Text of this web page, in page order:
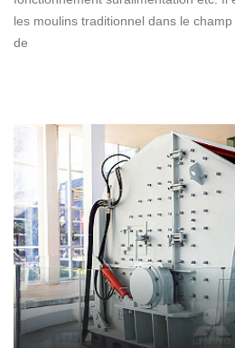
les moulins traditionnel dans le
de